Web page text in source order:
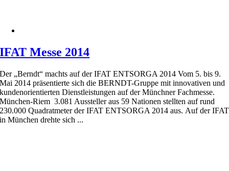
IFAT Messe 2014
Der „Berndt“ machts auf der IFAT ENTSORGA 2014 Vom 5. bis 9.
Mai 2014 präsentierte sich die BERNDT-Gruppe mit innovativen und
kundenorientierten Dienstleistungen auf der Münchner Fachmesse.
München-Riem 3.081 Aussteller aus 59 Nationen stellten auf rund
230.000 Quadratmeter der IFAT ENTSORGA 2014 aus. Auf der IFAT
in München drehte sich ...